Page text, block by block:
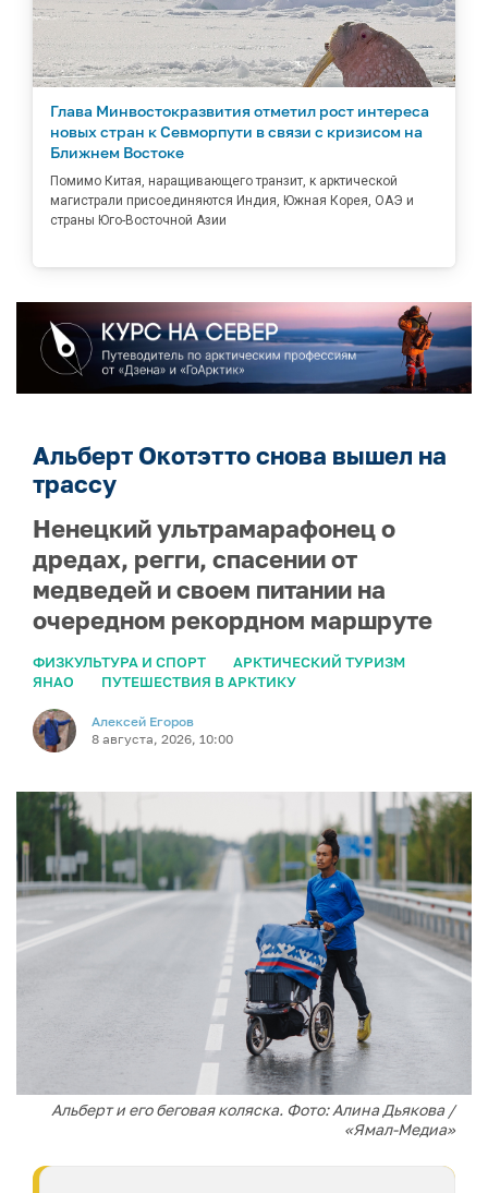
Глава Минвостокразвития отметил рост интереса
новых стран к Севморпути в связи с кризисом на
Ближнем Востоке
Помимо Китая, наращивающего транзит, к арктической
магистрали присоединяются Индия, Южная Корея, ОАЭ и
страны Юго-Восточной Азии
Альберт Окотэтто снова вышел на
трассу
Ненецкий ультрамарафонец о
дредах, регги, спасении от
медведей и своем питании на
очередном рекордном маршруте
ФИЗКУЛЬТУРА И СПОРТ
АРКТИЧЕСКИЙ ТУРИЗМ
ЯНАО
ПУТЕШЕСТВИЯ В АРКТИКУ
Алексей Егоров
8 августа, 2026, 10:00
Альберт и его беговая коляска. Фото: Алина Дьякова /
«Ямал-Медиа»